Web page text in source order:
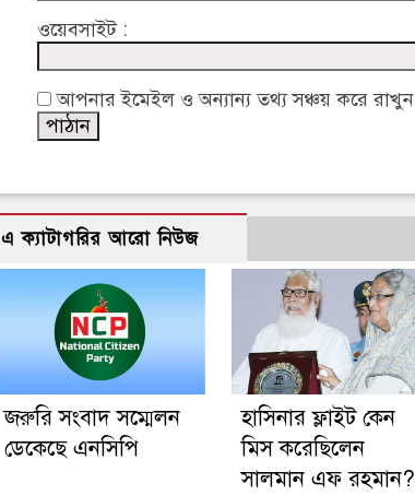
ওয়েবসাইট :
আপনার ইমেইল ও অন্যান্য তথ্য সঞ্চয় করে রাখুন
এ ক্যাটাগরির আরো নিউজ
জরুরি সংবাদ সম্মেলন
ডেকেছে এনসিপি
হাসিনার ফ্লাইট কেন
মিস করেছিলেন
সালমান এফ রহমান?